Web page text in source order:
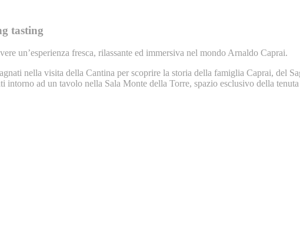
tasting
un’esperienza fresca, rilassante ed immersiva nel mondo Arnaldo Caprai.
nella visita della Cantina per scoprire la storia della famiglia Caprai, del
intorno ad un tavolo nella Sala Monte della Torre, spazio esclusivo della